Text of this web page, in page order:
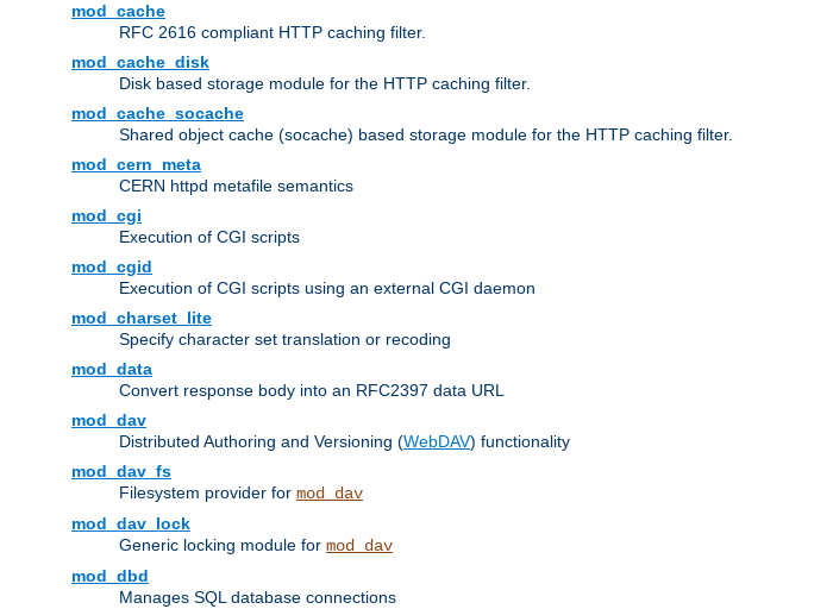
mod_cache
RFC 2616 compliant HTTP caching filter.
mod_cache_disk
Disk based storage module for the HTTP caching filter.
mod_cache_socache
Shared object cache (socache) based storage module for the HTTP caching filter.
mod_cern_meta
CERN httpd metafile semantics
mod_cgi
Execution of CGI scripts
mod_cgid
Execution of CGI scripts using an external CGI daemon
mod_charset_lite
Specify character set translation or recoding
mod_data
Convert response body into an RFC2397 data URL
mod_dav
Distributed Authoring and Versioning (WebDAV) functionality
mod_dav_fs
Filesystem provider for mod_dav
mod_dav_lock
Generic locking module for mod_dav
mod_dbd
Manages SQL database connections